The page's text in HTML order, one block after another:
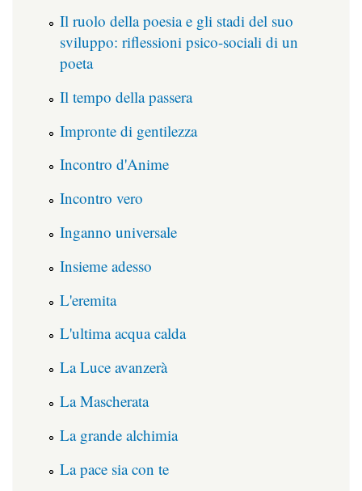
Il ruolo della poesia e gli stadi del suo
sviluppo: riflessioni psico-sociali di un
poeta
Il tempo della passera
Impronte di gentilezza
Incontro d'Anime
Incontro vero
Inganno universale
Insieme adesso
L'eremita
L'ultima acqua calda
La Luce avanzerà
La Mascherata
La grande alchimia
La pace sia con te